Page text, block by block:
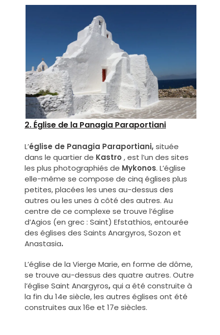
2. Église de la Panagia Paraportiani
L’église de Panagia Paraportiani,située
dans le quartier de Kastro , est l’un des sites
les plus photographiés de Mykonos. L’église
elle-même se compose de cinq églises plus
petites, placées les unes au-dessus des
autres ou les unes à côté des autres. Au
centre de ce complexe se trouve l’église
d’Agios (en grec : Saint) Efstathios, entourée
des églises des Saints Anargyros, Sozon et
Anastasia.
L’église de la Vierge Marie, en forme de dôme,
se trouve au-dessus des quatre autres. Outre
l’église Saint Anargyros,qui a été construite à
la fin du 14e siècle, les autres églises ont été
construites aux 16e et 17e siècles.